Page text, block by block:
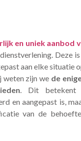
en uniek aanbod
Deze
aan elke situatie
weten zijn we de
. Dit
en aangepast is,
van de